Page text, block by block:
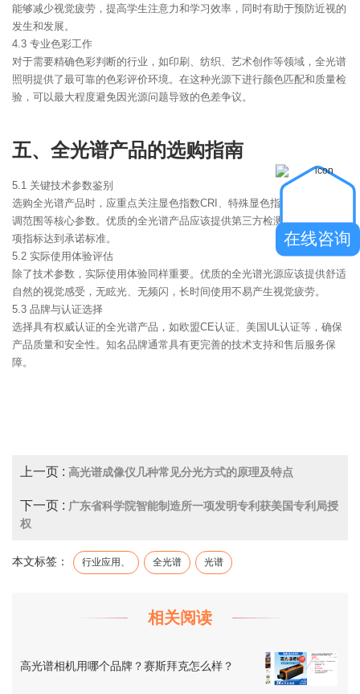
能够减少视觉疲劳，提高学生注意力和学习效率，同时有助于预防近视的
发生和发展。
4.3 专业色彩工作
对于需要精确色彩判断的行业，如印刷、纺织、艺术创作等领域，全光谱
照明提供了最可靠的色彩评价环境。在这种光源下进行颜色匹配和质量检
验，可以最大程度避免因光源问题导致的色差争议。
五、全光谱产品的选购指南
5.1 关键技术参数鉴别
选购全光谱产品时，应重点关注显色指数CRI、特殊显色指数R9、色温可
调范围等核心参数。优质的全光谱产品应该提供第三方检测报告，确保各
项指标达到承诺标准。
5.2 实际使用体验评估
除了技术参数，实际使用体验同样重要。优质的全光谱光源应该提供舒适
自然的视觉感受，无眩光、无频闪，长时间使用不易产生视觉疲劳。
5.3 品牌与认证选择
选择具有权威认证的全光谱产品，如欧盟CE认证、美国UL认证等，确保
产品质量和安全性。知名品牌通常具有更完善的技术支持和售后服务保
障。
上一页 : 高光谱成像仪几种常见分光方式的原理及特点
下一页 : 广东省科学院智能制造所一项发明专利获美国专利局授
权
本文标签： 行业应用、 全光谱 光谱
相关阅读
高光谱相机用哪个品牌？赛斯拜克怎么样？
在线咨询